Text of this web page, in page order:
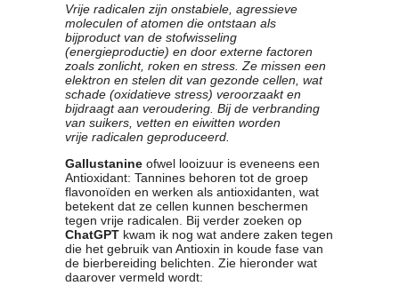
Vrije radicalen zijn onstabiele, agressieve
moleculen of atomen die ontstaan als
bijproduct van de stofwisseling
(energieproductie) en door externe factoren
zoals zonlicht, roken en stress. Ze missen een
elektron en stelen dit van gezonde cellen, wat
schade (oxidatieve stress) veroorzaakt en
bijdraagt aan veroudering. Bij de verbranding
van suikers, vetten en eiwitten worden
vrije radicalen geproduceerd.
Gallustanine ofwel looizuur is eveneens een
Antioxidant: Tannines behoren tot de groep
flavonoïden en werken als antioxidanten, wat
betekent dat ze cellen kunnen beschermen
tegen vrije radicalen. Bij verder zoeken op
ChatGPT kwam ik nog wat andere zaken tegen
die het gebruik van Antioxin in koude fase van
de bierbereiding belichten. Zie hieronder wat
daarover vermeld wordt: